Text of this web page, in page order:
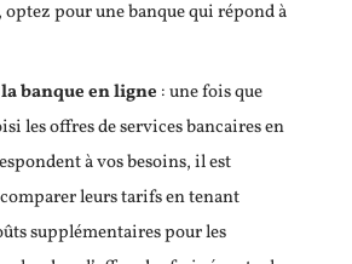
pour une banque qui répond à
banque en ligne : une fois que
les offres de services bancaires en
à vos besoins, il est
leurs tarifs en tenant
supplémentaires pour les